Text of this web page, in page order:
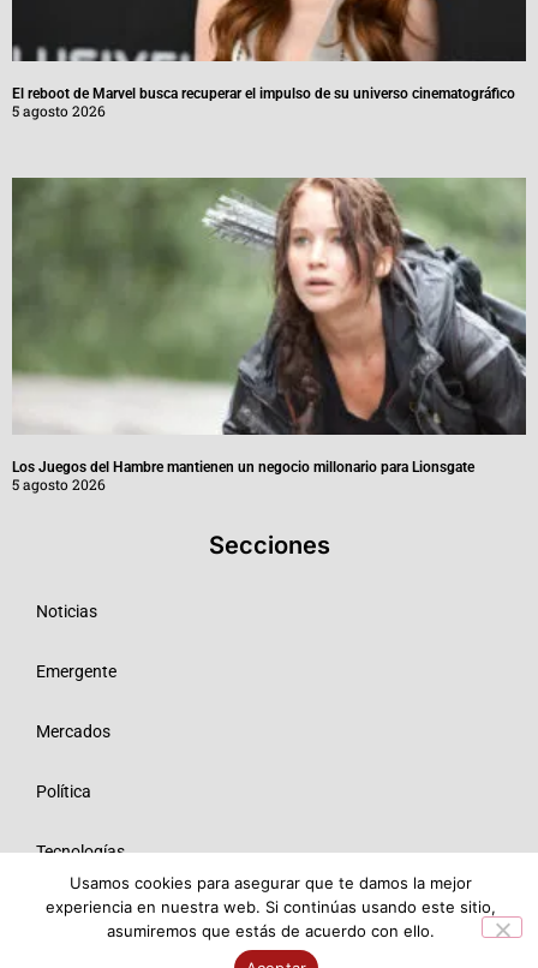
El reboot de Marvel busca recuperar el impulso de su universo cinematográfico
5 agosto 2026
Los Juegos del Hambre mantienen un negocio millonario para Lionsgate
5 agosto 2026
Secciones
Noticias
Emergente
Mercados
Política
Tecnologías
Opinión
Usamos cookies para asegurar que te damos la mejor
experiencia en nuestra web. Si continúas usando este sitio,
asumiremos que estás de acuerdo con ello.